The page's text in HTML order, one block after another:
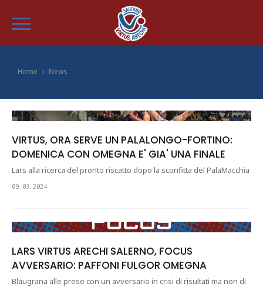
Home News
VIRTUS, ORA SERVE UN PALALONGO-FORTINO:
DOMENICA CON OMEGNA E' GIA' UNA FINALE
Lars alla ricerca del pronto riscatto dopo la sconfitta del PalaMacchia
09.03.2024
LARS VIRTUS ARECHI SALERNO, FOCUS
AVVERSARIO: PAFFONI FULGOR OMEGNA
Blaugrana alle prese con un avversario in crisi di risultati ma non di